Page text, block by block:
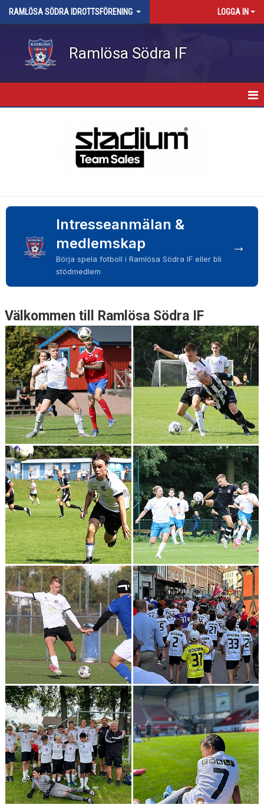
RAMLÖSA SÖDRA IDROTTSFÖRENING LOGGA IN
Ramlösa Södra IF
KLUBBSHOP
DOKUMENT
ANMÄLAN NY MEDLEM
Intresseanmälan &
medlemskap
Börja spela fotboll i Ramlösa Södra IF eller bli
stödmedlem
→
Välkommen till Ramlösa Södra IF